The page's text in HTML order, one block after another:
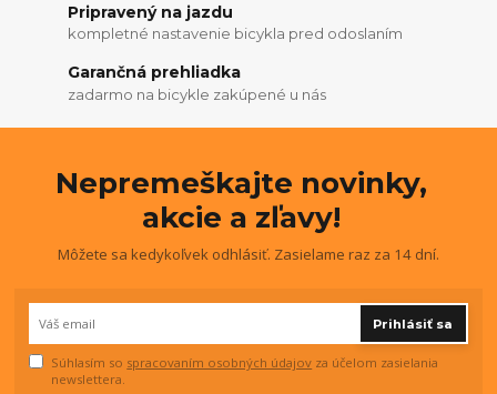
Pripravený na jazdu
kompletné nastavenie bicykla pred odoslaním
Garančná prehliadka
zadarmo na bicykle zakúpené u nás
Nepremeškajte novinky,
akcie a zľavy!
Môžete sa kedykoľvek odhlásiť. Zasielame raz za 14 dní.
Prihlásiť sa
Súhlasím so spracovaním osobných údajov za účelom zasielania
newslettera.